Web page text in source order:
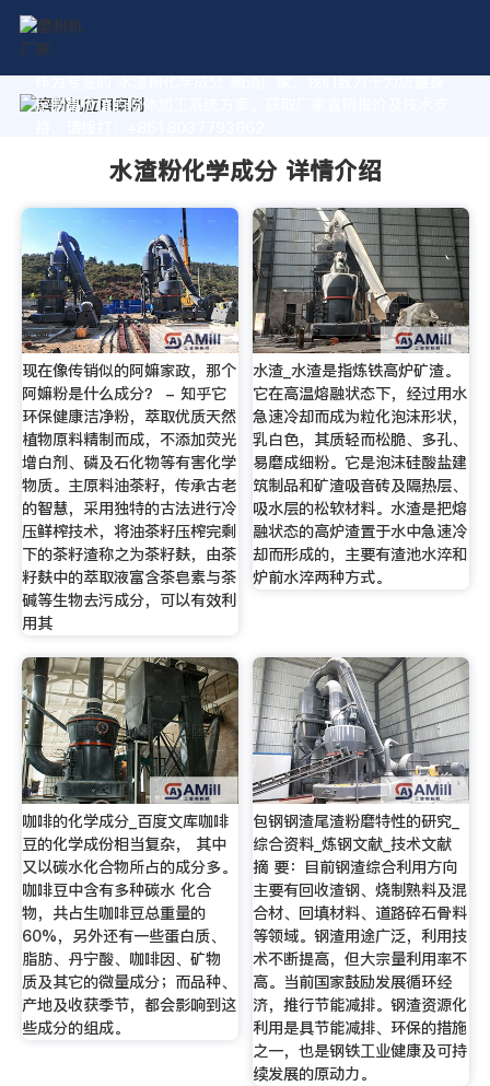
作为专业的 水渣粉化学成分 制造厂家，我们致力于为您量身
定制高价值的粉体加工系统方案。获取厂家直销报价及技术支
水渣粉化学成分 详情介绍
现在像传销似的阿嫲家政，那个
阿嫲粉是什么成分？ - 知乎它
环保健康洁净粉，萃取优质天然
植物原料精制而成，不添加荧光
增白剂、磷及石化物等有害化学
物质。主原料油茶籽，传承古老
的智慧，采用独特的古法进行冷
压鲜榨技术，将油茶籽压榨完剩
下的茶籽渣称之为茶籽麸，由茶
籽麸中的萃取液富含茶皂素与茶
碱等生物去污成分，可以有效利
用其
水渣_水渣是指炼铁高炉矿渣。
它在高温熔融状态下，经过用水
急速冷却而成为粒化泡沫形状，
乳白色，其质轻而松脆、多孔、
易磨成细粉。它是泡沫硅酸盐建
筑制品和矿渣吸音砖及隔热层、
吸水层的松软材料。水渣是把熔
融状态的高炉渣置于水中急速冷
却而形成的，主要有渣池水淬和
炉前水淬两种方式。
咖啡的化学成分_百度文库咖啡
豆的化学成份相当复杂， 其中
又以碳水化合物所占的成分多。
咖啡豆中含有多种碳水 化合
物，共占生咖啡豆总重量的
60%，另外还有一些蛋白质、
脂肪、丹宁酸、咖啡因、矿物
质及其它的微量成分；而品种、
产地及收获季节，都会影响到这
些成分的组成。
包钢钢渣尾渣粉磨特性的研究_
综合资料_炼钢文献_技术文献
摘 要：目前钢渣综合利用方向
主要有回收渣钢、烧制熟料及混
合材、回填材料、道路碎石骨料
等领域。钢渣用途广泛，利用技
术不断提高，但大宗量利用率不
高。当前国家鼓励发展循环经
济，推行节能减排。钢渣资源化
利用是具节能减排、环保的措施
之一，也是钢铁工业健康及可持
续发展的原动力。